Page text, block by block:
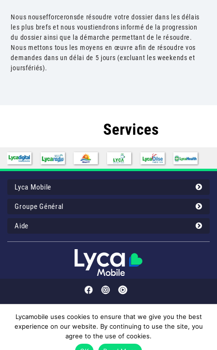
Nous nousefforceronsde résoudre votre dossier dans les délais
les plus brefs et nous voustiendrons informé de la progression
du dossier ainsi que la démarche permettant de le résoudre.
Nous mettons tous les moyens en œuvre afin de résoudre vos
demandes dans un délai de 5 jours (excluant les weekends et
joursfériés).
Services
Lyca Mobile
Groupe Général
Aide
Customer service: 43 00 12 32 or your Lyca Mobile 1232 (50mil/call).
© 2026 Lyca Mobile. All Rights Reserved.
Lycamobile uses cookies to ensure that we give you the best
experience on our website. By continuing to use the site, you
agree to the use of cookies.